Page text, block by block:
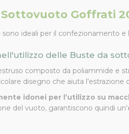
Goffrati
ideali per il confezionamento e
delle Buste da
composto da poliammide e
disegno che aiuta
idonei per l’utilizzo su
del vuoto, garantiscono quindi un'